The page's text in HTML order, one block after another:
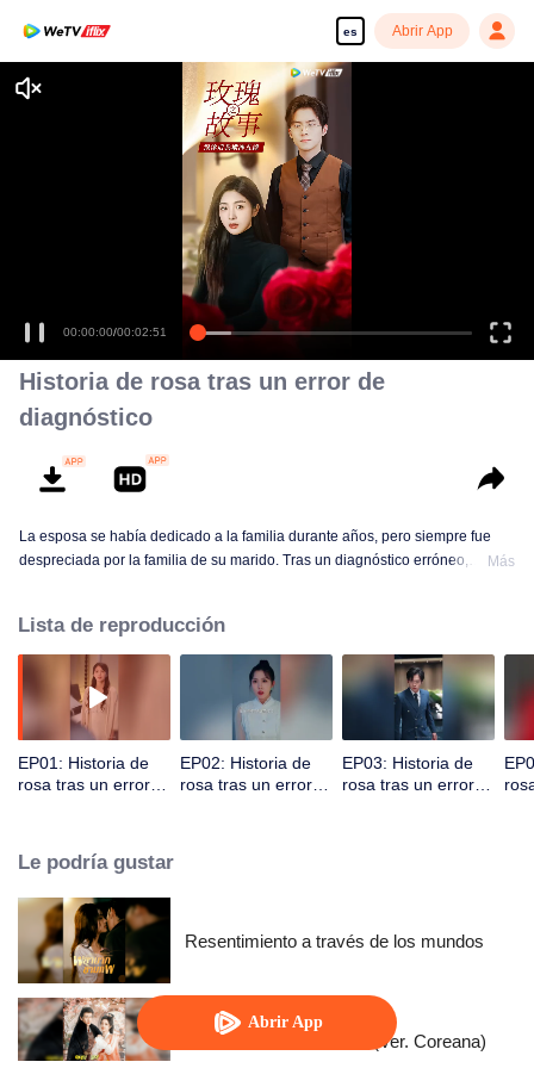
es Abrir App
Abrir App
00:00:00/00:02:51
Historia de rosa tras un error de
diagnóstico
La esposa se había dedicado a la familia durante años, pero siempre fue
despreciada por la familia de su marido. Tras un diagnóstico erróneo,
Más
Lista de reproducción
EP01: Historia de
rosa tras un error
EP02: Historia de
rosa tras un error
EP03: Historia de
rosa tras un error
Le podría gustar
Resentimiento a través de los mundos
Reina de los sanadores (Ver. Coreana)